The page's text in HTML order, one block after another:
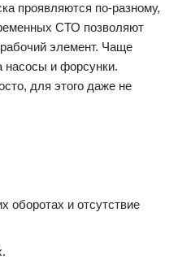
проявляются по-разному,
СТО позволяют
элемент. Чаще
насосы и форсунки.
для этого даже не
оборотах и отсутствие